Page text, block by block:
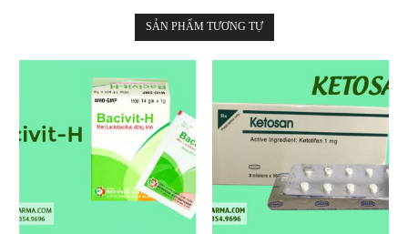
SẢN PHẨM TƯƠNG TỰ